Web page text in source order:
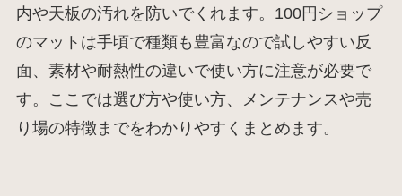
内や天板の汚れを防いでくれます。100円ショップ
のマットは手頃で種類も豊富なので試しやすい反
面、素材や耐熱性の違いで使い方に注意が必要で
す。ここでは選び方や使い方、メンテナンスや売
り場の特徴までをわかりやすくまとめます。